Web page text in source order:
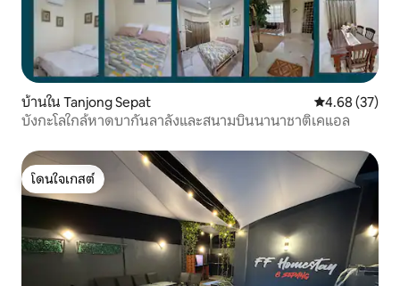
บ้านใน Tanjong Sepat คะแนนเฉลี่ย
4.68 (37)
บังกะโลใกล้หาดบากันลาลังและสนามบินนานาชาติเคแอล
โดนใจเกสต์
โดนใจเกสต์